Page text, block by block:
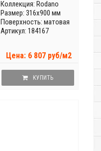
Коллекция: Rodano
Размер: 316x900 мм
Поверхность: матовая
Артикул: 184167
Цена: 6 807 руб/м2
КУПИТЬ